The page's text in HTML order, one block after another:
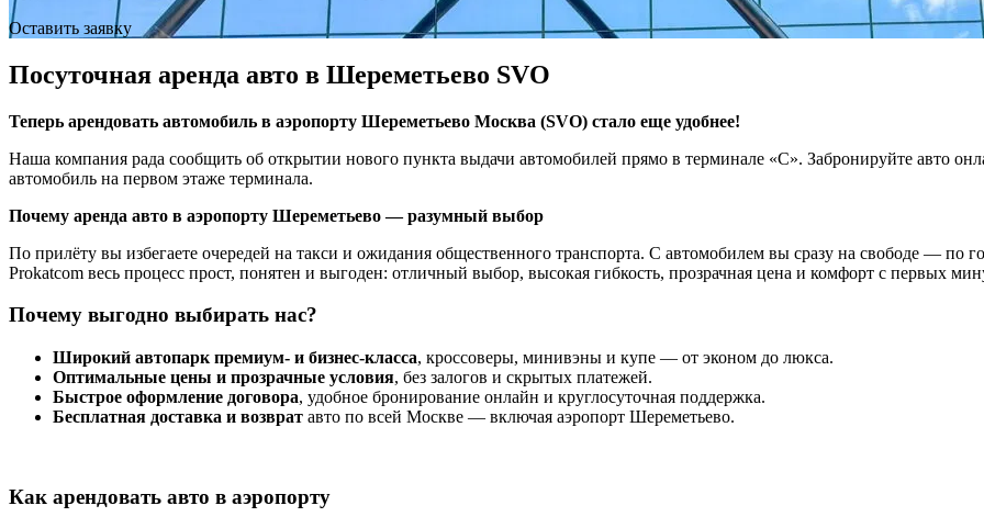
Оставить заявку
Посуточная аренда авто в Шереметьево SVO
Теперь арендовать автомобиль в аэропорту Шереметьево Москва (SVO) стало еще удобнее!
Наша компания рада сообщить об открытии нового пункта выдачи автомобилей прямо в терминале «C». Забронируйте авто
автомобиль на первом этаже терминала.
Почему аренда авто в аэропорту Шереметьево — разумный выбор
По прилёту вы избегаете очередей на такси и ожидания общественного транспорта. С автомобилем вы сразу на свободе — по
Prokatcom весь процесс прост, понятен и выгоден: отличный выбор, высокая гибкость, прозрачная цена и комфорт с первых
Почему выгодно выбирать нас?
Широкий автопарк премиум- и бизнес-класса, кроссоверы, минивэны и купе — от эконом до люкса.
Оптимальные цены и прозрачные условия, без залогов и скрытых платежей.
Быстрое оформление договора, удобное бронирование онлайн и круглосуточная поддержка.
Бесплатная доставка и возврат авто по всей Москве — включая аэропорт Шереметьево.
Как арендовать авто в аэропорту